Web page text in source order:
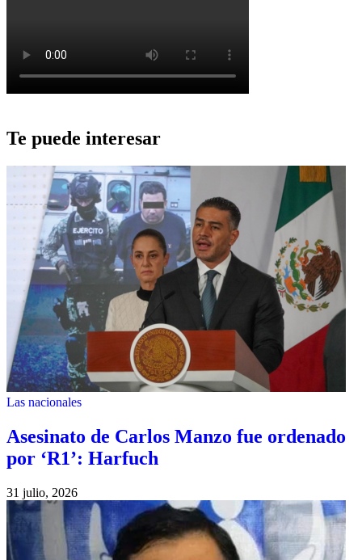
Te puede interesar
Las nacionales
Asesinato de Carlos Manzo fue ordenado
por ‘R1’: Harfuch
31 julio, 2026